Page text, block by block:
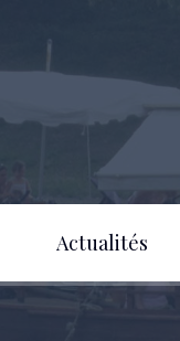
Actualités